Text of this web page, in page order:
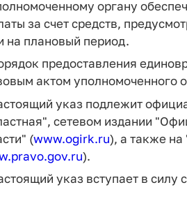
органу
за счет средств,
на плановый период.
предоставления
актом уполномоченного
указ подлежит
сетевом издании
(www.ogirk.ru), а также
).
указ вступает в силу